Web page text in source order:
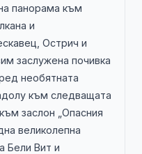
панорама към
и
Острич и
заслужена почивка
необятната
към следващата
заслон „Опасния
великолепна
Бели Вит и